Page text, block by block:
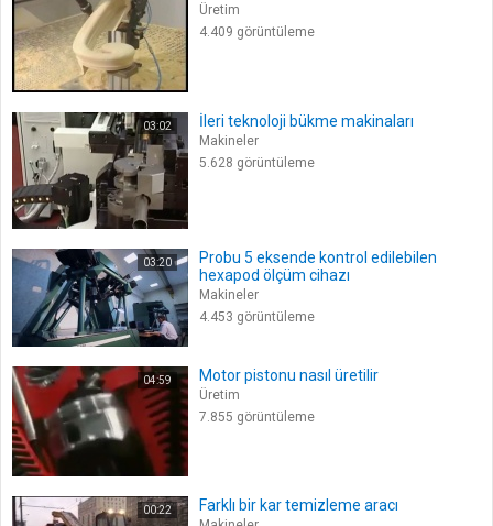
Üretim
4.409 görüntüleme
03:02 İleri teknoloji bükme makinaları
Makineler
5.628 görüntüleme
03:20
Probu 5 eksende kontrol edilebilen
hexapod ölçüm cihazı
Makineler
4.453 görüntüleme
04:59 Motor pistonu nasıl üretilir
Üretim
7.855 görüntüleme
00:22 Farklı bir kar temizleme aracı